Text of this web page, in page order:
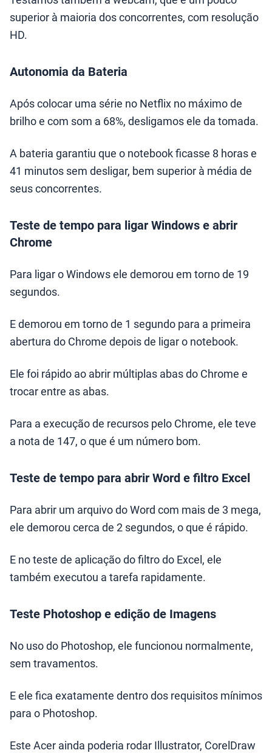
superior à maioria dos concorrentes, com resolução
HD.
Autonomia da Bateria
Após colocar uma série no Netflix no máximo de
brilho e com som a 68%, desligamos ele da tomada.
A bateria garantiu que o notebook ficasse 8 horas e
41 minutos sem desligar, bem superior à média de
seus concorrentes.
Teste de tempo para ligar Windows e abrir
Chrome
Para ligar o Windows ele demorou em torno de 19
segundos.
E demorou em torno de 1 segundo para a primeira
abertura do Chrome depois de ligar o notebook.
Ele foi rápido ao abrir múltiplas abas do Chrome e
trocar entre as abas.
Para a execução de recursos pelo Chrome, ele teve
a nota de 147, o que é um número bom.
Teste de tempo para abrir Word e filtro Excel
Para abrir um arquivo do Word com mais de 3 mega,
ele demorou cerca de 2 segundos, o que é rápido.
E no teste de aplicação do filtro do Excel, ele
também executou a tarefa rapidamente.
Teste Photoshop e edição de Imagens
No uso do Photoshop, ele funcionou normalmente,
sem travamentos.
E ele fica exatamente dentro dos requisitos mínimos
para o Photoshop.
Este Acer ainda poderia rodar Illustrator, CorelDraw